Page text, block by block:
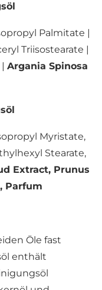
Palmitate |
Triisostearate |
Argania Spinosa
Myristate,
Stearate,
Extract, Prunus
Parfum
Öle fast
enthält